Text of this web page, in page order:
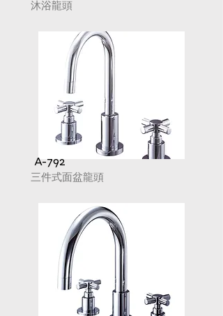
沐浴龍頭
A-792
三件式面盆龍頭